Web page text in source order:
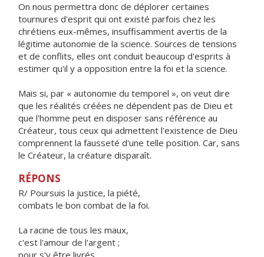
On nous permettra donc de déplorer certaines
tournures d'esprit qui ont existé parfois chez les
chrétiens eux-mêmes, insuffisamment avertis de la
légitime autonomie de la science. Sources de tensions
et de conflits, elles ont conduit beaucoup d'esprits à
estimer qu'il y a opposition entre la foi et la science.
Mais si, par « autonomie du temporel », on veut dire
que les réalités créées ne dépendent pas de Dieu et
que l'homme peut en disposer sans référence au
Créateur, tous ceux qui admettent l'existence de Dieu
comprennent la fausseté d'une telle position. Car, sans
le Créateur, la créature disparaît.
RÉPONS
R/ Poursuis la justice, la piété,
combats le bon combat de la foi.
La racine de tous les maux,
c'est l'amour de l'argent ;
pour s'y être livrés,